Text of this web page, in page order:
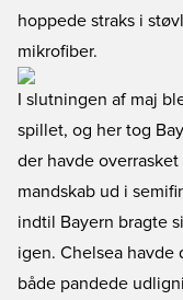
hoppede straks i
mikrofiber.
I slutningen af maj
spillet, og her tog
der havde
mandskab ud i
indtil Bayern bragte
igen. Chelsea havde
både pandede